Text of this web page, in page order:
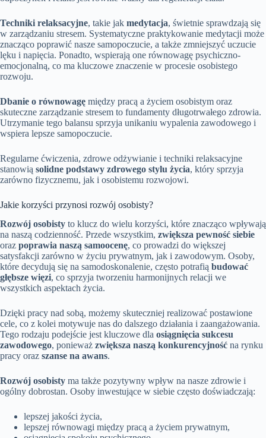
Techniki relaksacyjne, takie jak medytacja, świetnie sprawdzają się
w zarządzaniu stresem. Systematyczne praktykowanie medytacji może
znacząco poprawić nasze samopoczucie, a także zmniejszyć uczucie
lęku i napięcia. Ponadto, wspierają one równowagę psychiczno-
emocjonalną, co ma kluczowe znaczenie w procesie osobistego
rozwoju.
Dbanie o równowagę między pracą a życiem osobistym oraz
skuteczne zarządzanie stresem to fundamenty długotrwałego zdrowia.
Utrzymanie tego balansu sprzyja unikaniu wypalenia zawodowego i
wspiera lepsze samopoczucie.
Regularne ćwiczenia, zdrowe odżywianie i techniki relaksacyjne
stanowią solidne podstawy zdrowego stylu życia, który sprzyja
zarówno fizycznemu, jak i osobistemu rozwojowi.
Jakie korzyści przynosi rozwój osobisty?
Rozwój osobisty to klucz do wielu korzyści, które znacząco wpływają
na naszą codzienność. Przede wszystkim, zwiększa pewność siebie
oraz poprawia naszą samoocenę, co prowadzi do większej
satysfakcji zarówno w życiu prywatnym, jak i zawodowym. Osoby,
które decydują się na samodoskonalenie, często potrafią budować
głębsze więzi, co sprzyja tworzeniu harmonijnych relacji we
wszystkich aspektach życia.
Dzięki pracy nad sobą, możemy skuteczniej realizować postawione
cele, co z kolei motywuje nas do dalszego działania i zaangażowania.
Tego rodzaju podejście jest kluczowe dla osiągnięcia sukcesu
zawodowego, ponieważ zwiększa naszą konkurencyjność na rynku
pracy oraz szanse na awans.
Rozwój osobisty ma także pozytywny wpływ na nasze zdrowie i
ogólny dobrostan. Osoby inwestujące w siebie często doświadczają:
lepszej jakości życia,
lepszej równowagi między pracą a życiem prywatnym,